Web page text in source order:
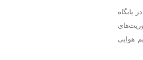
در ادامه این مطلب آمده است: استقرار اخیر تانکرهای سوخت‌رسان KC-۱۳۵ و KC-۴۶ در پایگاه
هوایی